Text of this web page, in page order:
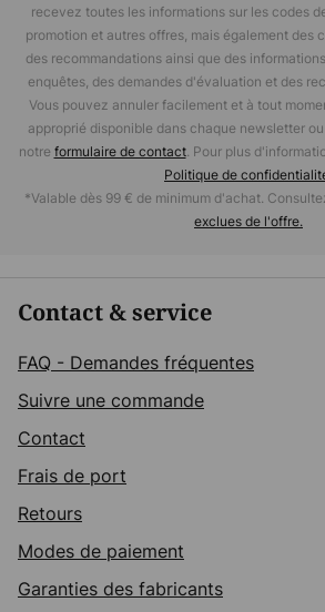
recevez toutes les informations sur les codes
promotion et autres offres, mais également des
des recommandations ainsi que des
enquêtes, des demandes d'évaluation et des
Vous pouvez annuler facilement et à tout
approprié disponible dans chaque newsletter
notre formulaire de contact. Pour plus
Politique de
*Valable dès 99 € de minimum d'achat.
exclues de l'offre.
Contact & service
FAQ - Demandes fréquentes
Suivre une commande
Contact
Frais de port
Retours
Modes de paiement
Garanties des fabricants